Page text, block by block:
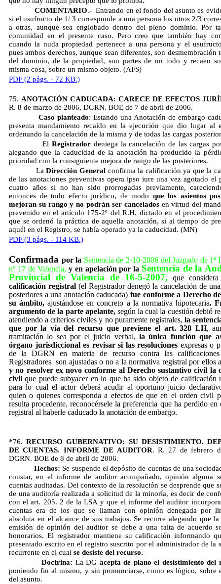
COMENTARIO.- Entrando en el fondo del asunto es
si el usufructo de 1/ 3 corresponde a una persona los otros 2/3
a otras, aunque sea englobado dentro del pleno dominio. Por
comunidad en el presente caso. Pero creo que también hay
cuando la nuda propiedad pertenece a una persona y el
pues ambos derechos, aunque sean diferentes, son desmembración
del dominio, de la propiedad, son partes de un todo y recaen
misma cosa, sobre un mismo objeto. (AFS)
PDF (2 págs. - 72 KB.)
75. ANOTACIÓN CADUCADA: CARECE DE EFECTOS
R. 8 de marzo de 2006, DGRN. BOE de 7 de abril de 2006.
Caso planteado: Estando una Anotación de embargo
presenta mandamiento recaído en la ejecución que dio lugar al
ordenando la cancelación de la misma y de todas las cargas
ElRegistrador deniega la cancelación de las cargas
alegando que la caducidad de la anotación ha producido la
prioridad con la consiguiente mejora de rango de las posteriores.
LaDirección General confirma la calificación ya que la
de las anotaciones preventivas opera ipso iure una vez agotado el
cuatro años si no han sido prorrogadas previamente,
entonces de todo efecto jurídico, de modo que los asientos
mejoran su rango y no podrán ser canceladosen virtud del
prevenido en el artículo 175-2º del R.H. dictado en el
que se ordenó la práctica de aquella anotación, si al tiempo de
aquél en el Registro, se había operado ya la caducidad. (MN)
PDF (3 págs. - 114 KB.)
Confirmada por la Sentencia de 2-10-2006 del Juzgado de 1ª
nº 17 de Valencia, y en apelación por la Sentencia de la
Provincial de Valencia de 16-5-2007,
que
calificación registral (el Registrador denegó la cancelación de
posteriores a una anotación caducada) fue conforme a Derecho
su ámbito,ajustándose en concreto a la normativa hipotecaria.
argumento de la parte apelante, según la cual la cuestión debió
atendiendo a criterios civiles y no puramente registrales, la
que por la vía del recurso que previene el art. 328 LH,
tramitación lo sea por el juicio verbal, la única función que
órgano jurisdiccional es revisar si las resoluciones expresas o
de la DGRN en materia de recurso contra las
Registradores son ajustadas o no a la normativa registral por ellos
y no resolver ex novo conforme al Derecho sustantivo civil la
civilque puede subyacer en lo que ha sido objeto de calificación
para lo cual el actor deberá acudir al oportuno juicio
quien o quienes corresponda a efectos de que en el orden civil
resulta procedente, reconocérsele la preferencia que ha perdido en
registral al haberle caducado la anotación de embargo.
*76.RECURSO GUBERNATIVO: SU DESISTIMIENTO.
DE CUENTAS. INFORME DE AUDITOR. R. 27 de febrero
DGRN. BOE de 8 de abril de 2006.
Hechos: Se suspende el depósito de cuentas de una
constar, en el informe de auditor acompañado, opinión alguna
cuentas auditadas. Del contexto de la resolución se desprende que
de una auditoría realizada a solicitud de la minoría, es decir de
con el art. 205. 2 de la LSA y que el informe del auditor
cuentas era de los que se llaman con opinión denegada por
absoluta en el alcance de sus trabajos. Se recurre alegando que
emisión de opinión del auditor se debe a una falta de acuerdo
honorarios. El registrador mantiene su calificación informando
presentado escrito en el registro suscrito por el administrador de la
recurrente en el cual se desiste del recurso.
Doctrina: La DG acepta de plano el desistimiento del
poniendo fin al mismo, y sin pronunciarse, como es lógico, sobre
del asunto.